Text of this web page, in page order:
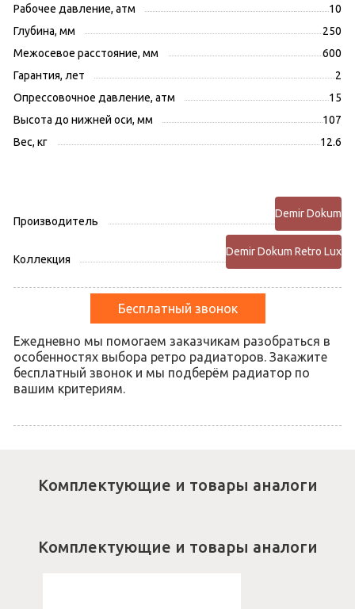
Рабочее давление, атм
10
Глубина, мм
250
Межосевое расстояние, мм
600
Гарантия, лет
2
Опрессовочное давление, атм
15
Высота до нижней оси, мм
107
Вес, кг
12.6
Производитель
Demir Dokum
Коллекция
Demir Dokum Retro Lux
Бесплатный звонок
Ежедневно мы помогаем заказчикам разобраться в
особенностях выбора ретро радиаторов. Закажите
бесплатный звонок и мы подберём радиатор по
вашим критериям.
Комплектующие и товары аналоги
Комплектующие и товары аналоги